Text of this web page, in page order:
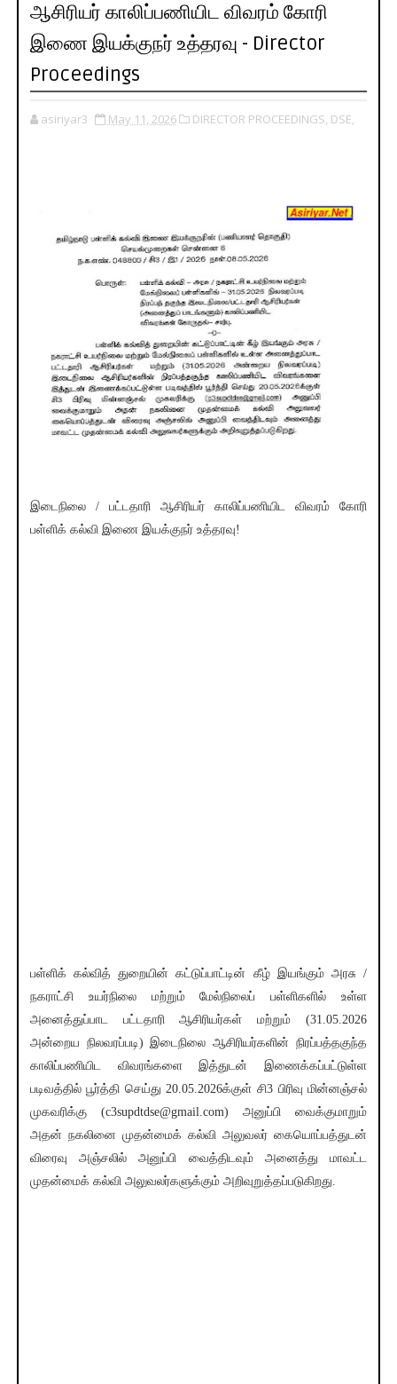
ஆசிரியர் காலிப்பணியிட விவரம் கோரி
இணை இயக்குநர் உத்தரவு - Director
Proceedings
asiriyar3 May 11, 2026 DIRECTOR PROCEEDINGS, DSE,
இடைநிலை / பட்டதாரி ஆசிரியர் காலிப்பணியிட விவரம் கோரி
பள்ளிக் கல்வி இணை இயக்குநர் உத்தரவு!
பள்ளிக் கல்வித் துறையின் கட்டுப்பாட்டின் கீழ் இயங்கும் அரசு /
நகராட்சி உயர்நிலை மற்றும் மேல்நிலைப் பள்ளிகளில் உள்ள
அனைத்துப்பாட பட்டதாரி ஆசிரியர்கள் மற்றும் (31.05.2026
அன்றைய நிலவரப்படி) இடைநிலை ஆசிரியர்களின் நிரப்பத்தகுந்த
காலிப்பணியிட விவரங்களை இத்துடன் இணைக்கப்பட்டுள்ள
படிவத்தில் பூர்த்தி செய்து 20.05.2026க்குள் சி3 பிரிவு மின்னஞ்சல்
முகவரிக்கு (c3supdtdse@gmail.com) அனுப்பி வைக்குமாறும்
அதன் நகலினை முதன்மைக் கல்வி அலுவலர் கையொப்பத்துடன்
விரைவு அஞ்சலில் அனுப்பி வைத்திடவும் அனைத்து மாவட்ட
முதன்மைக் கல்வி அலுவலர்களுக்கும் அறிவுறுத்தப்படுகிறது.